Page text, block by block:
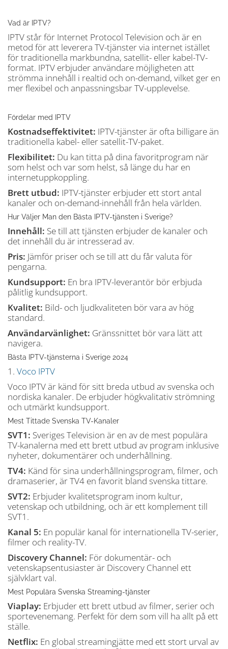
Vad är IPTV?
IPTV står för Internet Protocol Television och är en
metod för att leverera TV-tjänster via internet istället
för traditionella markbundna, satellit- eller kabel-TV-
format. IPTV erbjuder användare möjligheten att
strömma innehåll i realtid och on-demand, vilket ger en
mer flexibel och anpassningsbar TV-upplevelse.
Fördelar med IPTV
Kostnadseffektivitet: IPTV-tjänster är ofta billigare än
traditionella kabel- eller satellit-TV-paket.
Flexibilitet: Du kan titta på dina favoritprogram när
som helst och var som helst, så länge du har en
internetuppkoppling.
Brett utbud: IPTV-tjänster erbjuder ett stort antal
kanaler och on-demand-innehåll från hela världen.
Hur Väljer Man den Bästa IPTV-tjänsten i Sverige?
Innehåll: Se till att tjänsten erbjuder de kanaler och
det innehåll du är intresserad av.
Pris: Jämför priser och se till att du får valuta för
pengarna.
Kundsupport: En bra IPTV-leverantör bör erbjuda
pålitlig kundsupport.
Kvalitet: Bild- och ljudkvaliteten bör vara av hög
standard.
Användarvänlighet: Gränssnittet bör vara lätt att
navigera.
Bästa IPTV-tjänsterna i Sverige 2024
1. Voco IPTV
Voco IPTV är känd för sitt breda utbud av svenska och
nordiska kanaler. De erbjuder högkvalitativ strömning
och utmärkt kundsupport.
Mest Tittade Svenska TV-Kanaler
SVT1: Sveriges Television är en av de mest populära
TV-kanalerna med ett brett utbud av program inklusive
nyheter, dokumentärer och underhållning.
TV4: Känd för sina underhållningsprogram, filmer, och
dramaserier, är TV4 en favorit bland svenska tittare.
SVT2: Erbjuder kvalitetsprogram inom kultur,
vetenskap och utbildning, och är ett komplement till
SVT1.
Kanal 5: En populär kanal för internationella TV-serier,
filmer och reality-TV.
Discovery Channel: För dokumentär- och
vetenskapsentusiaster är Discovery Channel ett
självklart val.
Mest Populära Svenska Streaming-tjänster
Viaplay: Erbjuder ett brett utbud av filmer, serier och
sportevenemang. Perfekt för dem som vill ha allt på ett
ställe.
Netflix: En global streamingjätte med ett stort urval av